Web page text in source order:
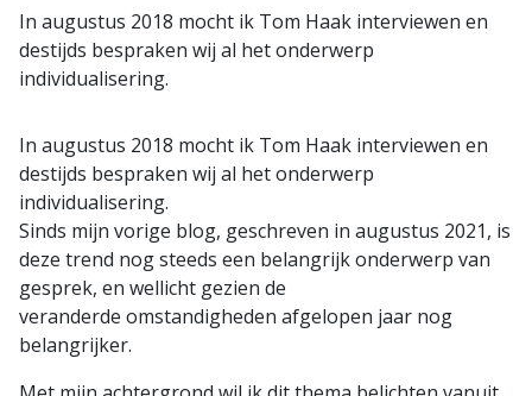
In augustus 2018 mocht ik Tom Haak interviewen en
destijds bespraken wij al het onderwerp
individualisering.
In augustus 2018 mocht ik Tom Haak interviewen en
destijds bespraken wij al het onderwerp
individualisering.
Sinds mijn vorige blog, geschreven in augustus 2021, is
deze trend nog steeds een belangrijk onderwerp van
gesprek, en wellicht gezien de
veranderde omstandigheden afgelopen jaar nog
belangrijker.